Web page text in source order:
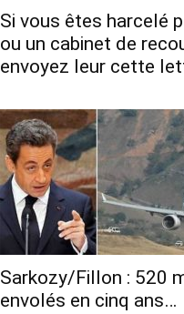
Si vous êtes harcelé
ou un cabinet de
envoyez leur cette
Sarkozy/Fillon : 520
envolés en cinq ans…